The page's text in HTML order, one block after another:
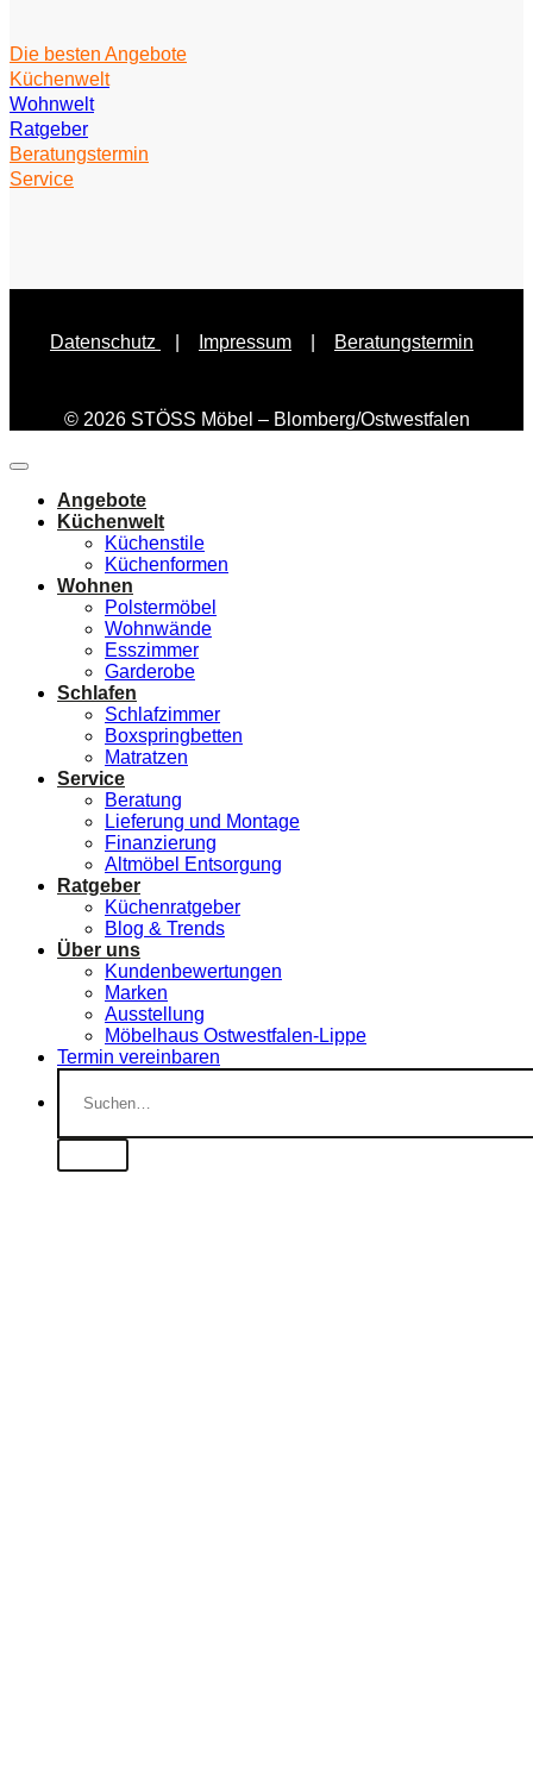
Die besten Angebote
Küchenwelt
Wohnwelt
Ratgeber
Beratungstermin
Service
Datenschutz Impressum Beratungstermin
© 2026 STÖSS Möbel – Blomberg/Ostwestfalen
Angebote
Küchenwelt
Küchenstile
Küchenformen
Wohnen
Polstermöbel
Wohnwände
Esszimmer
Garderobe
Schlafen
Schlafzimmer
Boxspringbetten
Matratzen
Service
Beratung
Lieferung und Montage
Finanzierung
Altmöbel Entsorgung
Ratgeber
Küchenratgeber
Blog & Trends
Über uns
Kundenbewertungen
Marken
Ausstellung
Möbelhaus Ostwestfalen-Lippe
Termin vereinbaren
Suchen
nach: